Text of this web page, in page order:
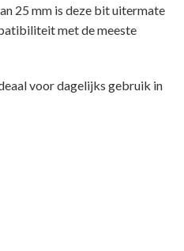
25 mm is deze bit uitermate
met de meeste
voor dagelijks gebruik in